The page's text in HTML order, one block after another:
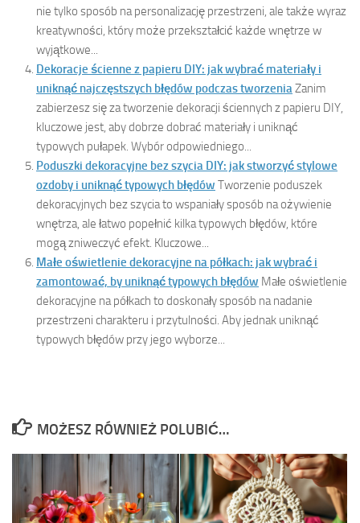
nie tylko sposób na personalizację przestrzeni, ale także wyraz
kreatywności, który może przekształcić każde wnętrze w
wyjątkowe...
Dekoracje ścienne z papieru DIY: jak wybrać materiały i
uniknąć najczęstszych błędów podczas tworzeniaZanim
zabierzesz się za tworzenie dekoracji ściennych z papieru DIY,
kluczowe jest, aby dobrze dobrać materiały i uniknąć
typowych pułapek. Wybór odpowiedniego...
Poduszki dekoracyjne bez szycia DIY: jak stworzyć stylowe
ozdoby i uniknąć typowych błędów Tworzenie poduszek
dekoracyjnych bez szycia to wspaniały sposób na ożywienie
wnętrza, ale łatwo popełnić kilka typowych błędów, które
mogą zniweczyć efekt. Kluczowe...
Małe oświetlenie dekoracyjne na półkach: jak wybrać i
zamontować, by uniknąć typowych błędów Małe oświetlenie
dekoracyjne na półkach to doskonały sposób na nadanie
przestrzeni charakteru i przytulności. Aby jednak uniknąć
typowych błędów przy jego wyborze...
MOŻESZ RÓWNIEŻ POLUBIĆ…